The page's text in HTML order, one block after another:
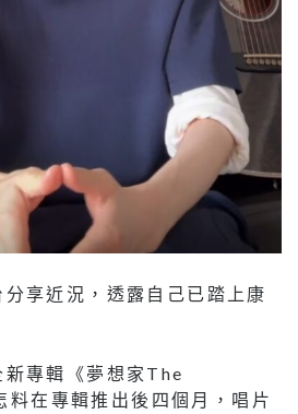
享近況，透露自己已踏上康
專輯《夢想家The
在專輯推出後四個月，唱片